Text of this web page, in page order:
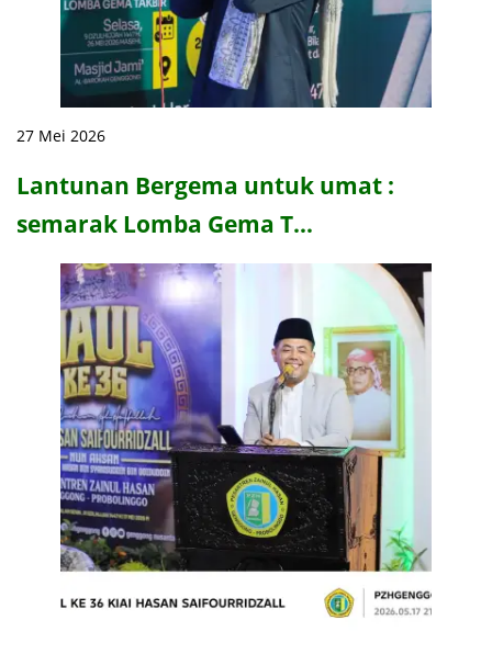
27 Mei 2026
Lantunan Bergema untuk umat :
semarak Lomba Gema T…